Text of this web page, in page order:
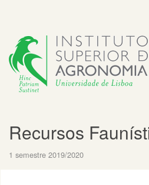
Recursos
1 semestre 2019/2020